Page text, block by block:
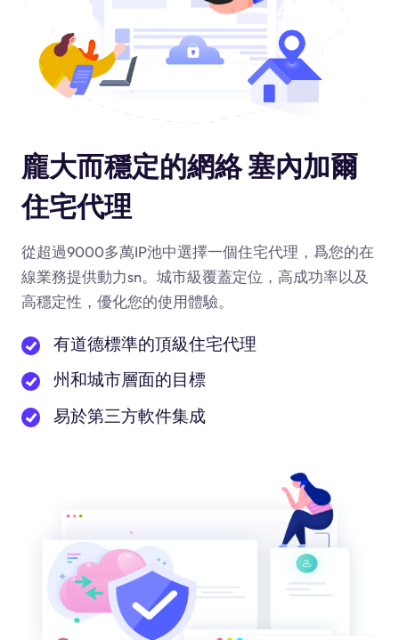
龐大而穩定的網絡 塞內加爾
住宅代理
從超過9000多萬IP池中選擇一個住宅代理，爲您的在
線業務提供動力sn。城市級覆蓋定位，高成功率以及
高穩定性，優化您的使用體驗。
有道德標準的頂級住宅代理
州和城市層面的目標
易於第三方軟件集成